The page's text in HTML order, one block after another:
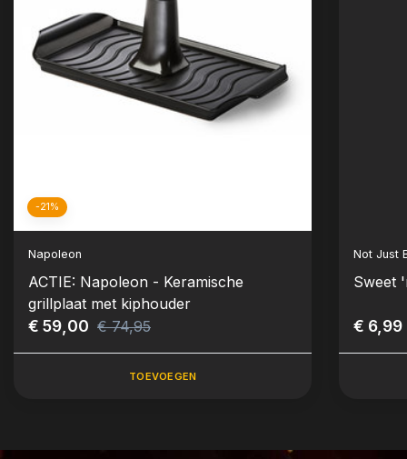
-21%
Napoleon
ACTIE: Napoleon - Keramische
grillplaat met kiphouder
€ 59,00 € 74,95
TOEVOEGEN
Not Just
Sweet
€ 6,99